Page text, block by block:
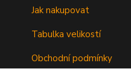
Jak nakupovat
Tabulka velikostí
Obchodní podmínky